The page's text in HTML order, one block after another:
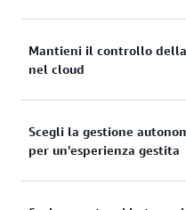
Elimina le difficoltà
garantisci la coerenza
premises e migra i
cambiare indirizzi IP,
personale o riscrivere i
Mantieni il controllo
nel cloud
Mantieni il controllo
VMware e ottimizza
Scegli la gestione
per un'esperienza gestita